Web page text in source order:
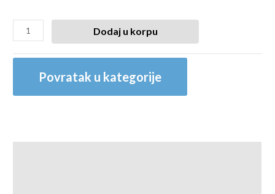
Dodaj u korpu
Povratak u kategorije